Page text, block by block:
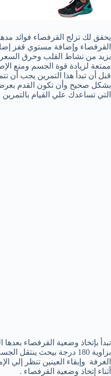
يحقق لك تزلج القرفصاء فوائد
يزيد من نشاط القلب وحرق
ممتعة لزيادة قوة الجسم ومنع
قبل أن تبدأ هذا التمرين يجب أن
بشكل صحيح وأن تكون القدم
التي تساعدك علي القيام
تبدأ بإتخاذ وضعية القرفصاء
بزاوية 180 درجة بيحث
الغرفة وإبقاء العينين تنظر إلي
أثناء إتخاذ وضعية القرفصاء .